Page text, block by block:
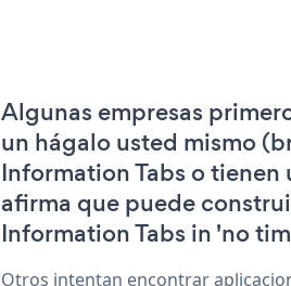
Algunas empresas
un hágalo usted mismo
Information Tabs o tienen
afirma que puede
Information Tabs in 'no
Otros intentan encontrar